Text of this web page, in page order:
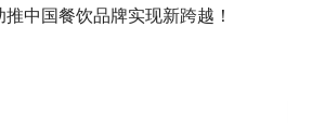
中国餐饮品牌实现新跨越！